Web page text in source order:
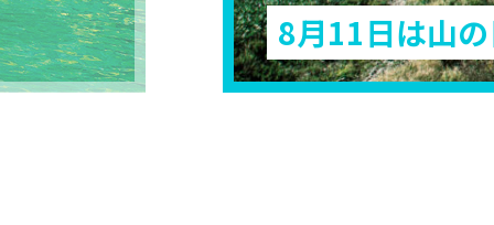
8月11日は山